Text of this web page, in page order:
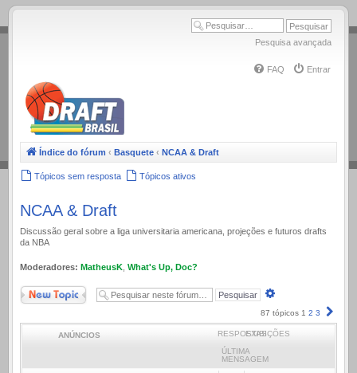
.
Pesquisa avançada
FAQ Entrar
Índice do fórum ‹ Basquete ‹ NCAA & Draft
Tópicos sem resposta Tópicos ativos
NCAA & Draft
Discussão geral sobre a liga universitaria americana, projeções e futuros drafts
da NBA
Moderadores: MatheusK What's Up, Doc?
Novo Tópico
87 tópicos 1 2 3
ANÚNCIOS RESPOSTASEXIBIÇÕES
ÚLTIMA
MENSAGEM